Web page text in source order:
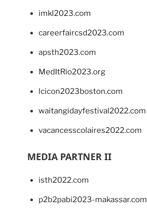
imkl2023.com
careerfaircsd2023.com
apsth2023.com
MedItRio2023.org
lcicon2023boston.com
waitangidayfestival2022.com
vacancesscolaires2022.com
MEDIA PARTNER II
isth2022.com
p2b2pabi2023-makassar.com